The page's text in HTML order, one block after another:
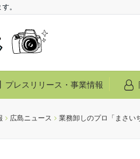
。
プレスリリース・事業情報
広島ニュース 業務卸しのプロ「まさい